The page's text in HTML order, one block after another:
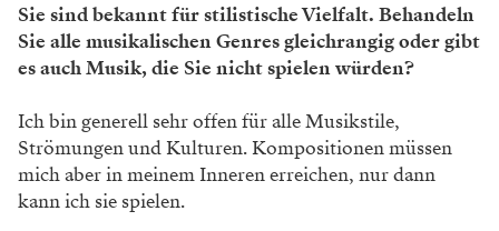
Sie sind bekannt für stilistische Vielfalt. Behandeln
Sie alle musikalischen Genres gleichrangig oder gibt
es auch Musik, die Sie nicht spielen würden?
Ich bin generell sehr offen für alle Musikstile,
Strömungen und Kulturen. Kompositionen müssen
mich aber in meinem Inneren erreichen, nur dann
kann ich sie spielen.